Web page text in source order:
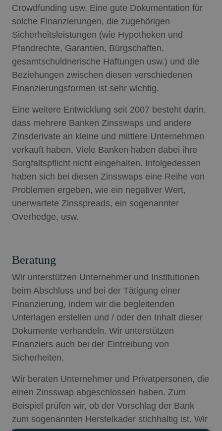
Crowdfunding usw. Eine gute Dokumentation für
solche Finanzierungen, die zugehörigen
Sicherheitsleistungen (wie Hypotheken und
Pfandrechte, Garantien, Bürgschaften,
gesamtschuldnerische Haftungen usw.) und die
Beziehungen zwischen diesen verschiedenen
Finanzierungsformen ist sehr wichtig.
Eine weitere Entwicklung seit 2007 besteht darin,
dass mehrere Banken Zinsswaps und andere
Zinsderivate an kleine und mittlere Unternehmen
verkauft haben. Viele Banken haben dabei ihre
Sorgfaltspflicht nicht eingehalten. Infolgedessen
haben sich bei diesen Zinsswaps eine Reihe von
Problemen ergeben, wie ein negativer Wert,
unerwartete Zinsspreads, ein sogenannter
Overhedge, usw.
Beratung
Wir unterstützen Unternehmer und Institutionen
beim Abschluss und bei der Tätigung einer
Finanzierung, indem wir die begleitenden
Unterlagen erstellen und / oder den Inhalt dieser
Dokumente verhandeln. Wir unterstützen
Finanziers auch bei der Eintreibung von
Sicherheiten.
Wir beraten Unternehmer und Privatpersonen, die
einen Zinsswap abgeschlossen haben. Zum
Beispiel prüfen wir, ob der Vorschlag der Bank
zum sogenannten Herstelkader stichhaltig ist. Wir